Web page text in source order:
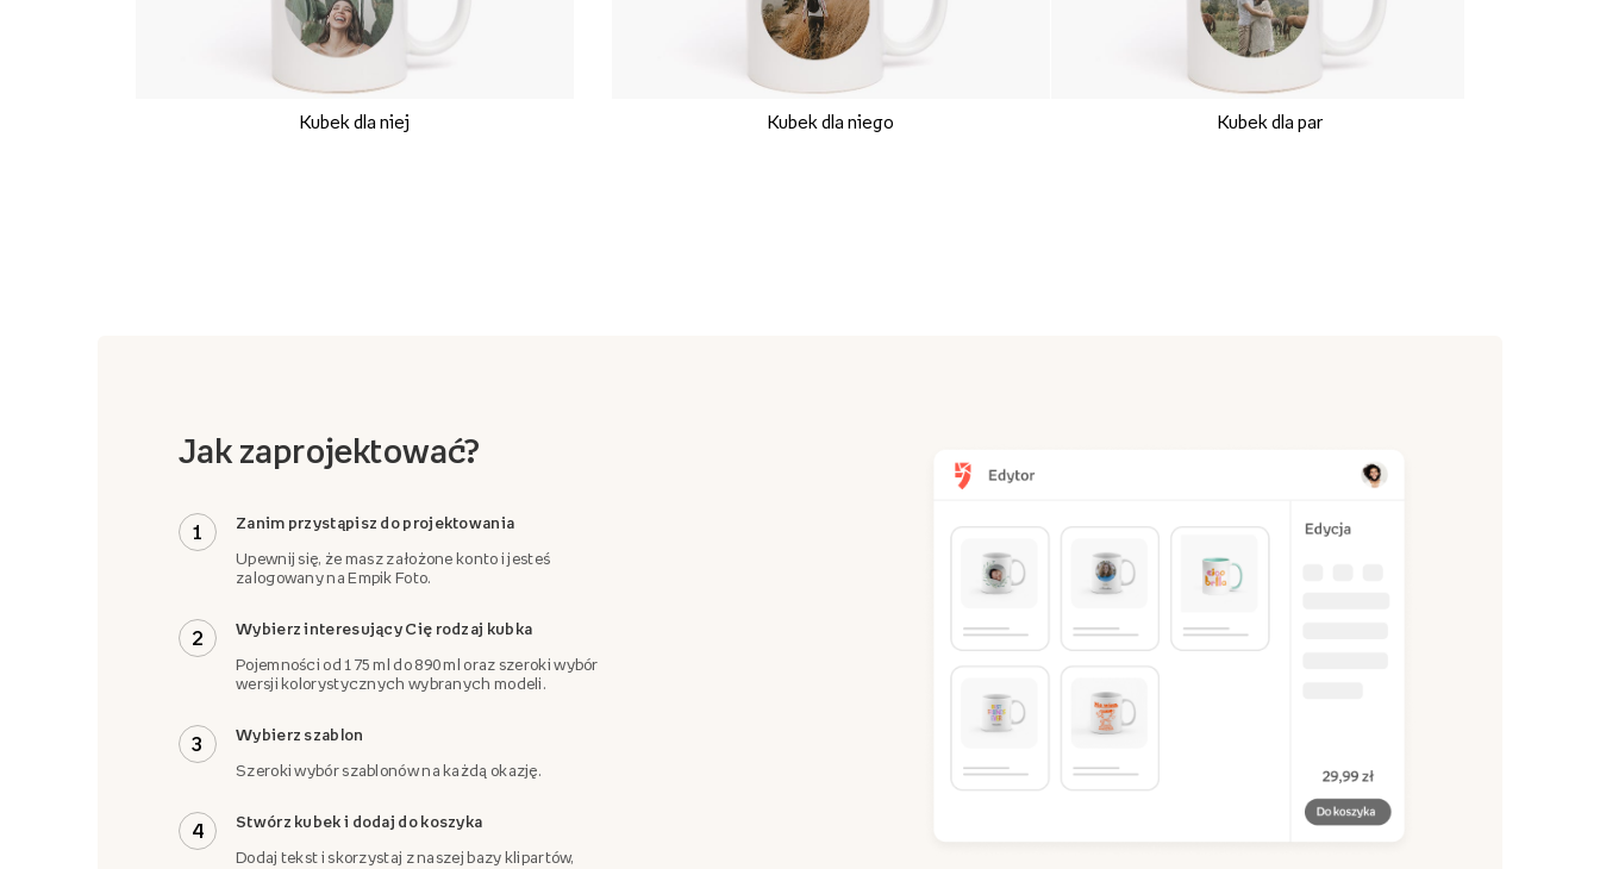
Kubek dla niej Kubek dla niego Kubek dla par
Jak zaprojektować?
1 Zanim przystąpisz do projektowania
Upewnij się, że masz założone konto i jesteś
zalogowany na Empik Foto.
2 Wybierz interesujący Cię rodzaj kubka
Pojemności od 175 ml do 890 ml oraz szeroki wybór
wersji kolorystycznych wybranych modeli.
3 Wybierz szablon
Szeroki wybór szablonów na każdą okazję.
4 Stwórz kubek i dodaj do koszyka
Dodaj tekst i skorzystaj z naszej bazy klipartów,